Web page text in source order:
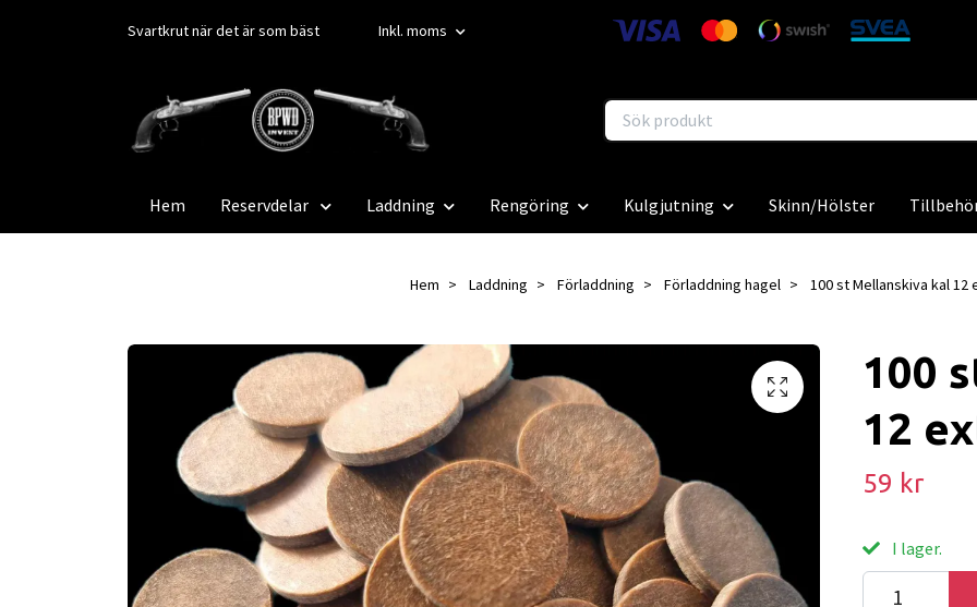
Svartkrut när det är som bäst Inkl. moms
Hem Reservdelar Laddning Rengöring Kulgjutning Skinn/Hölster
Hem Laddning Förladdning Förladdning hagel 100 st Mellanskiva kal 12
100
12
59 kr
I lager.